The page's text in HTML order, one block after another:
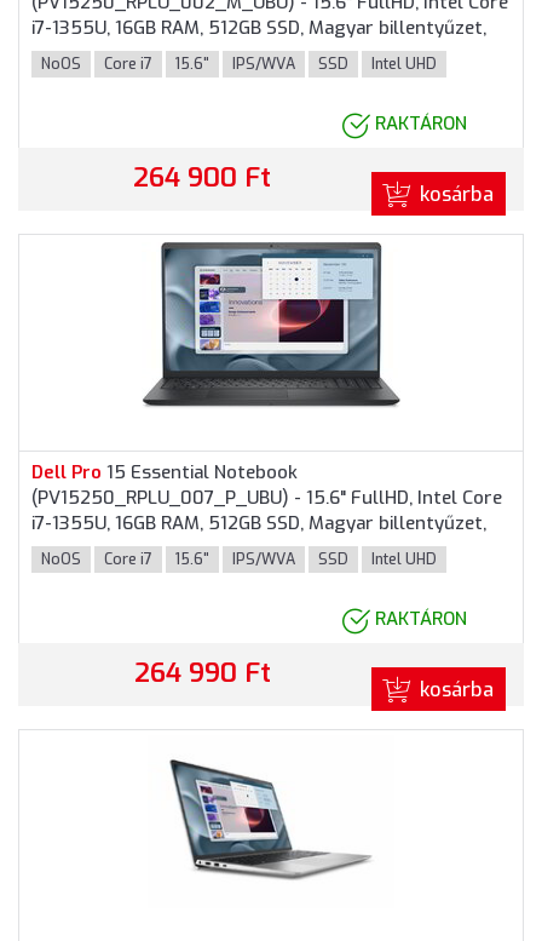
i7-1355U, 16GB RAM, 512GB SSD, Magyar billentyűzet,
Operációs rendszer nélkül, 3 év garancia, Platinaezüst
színben
NoOS Core i7 15.6" IPS/WVA SSD Intel UHD
RAKTÁRON
264 900 Ft kosárba
Dell Pro 15 Essential Notebook
(PV15250_RPLU_007_P_UBU) - 15.6" FullHD, Intel Core
i7-1355U, 16GB RAM, 512GB SSD, Magyar billentyűzet,
Operációs rendszer nélkül, 3 év garancia, Fekete
színben
NoOS Core i7 15.6" IPS/WVA SSD Intel UHD
RAKTÁRON
264 990 Ft kosárba